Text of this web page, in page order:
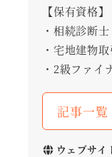
【保有資格】
・相続診断士
・宅地建物
・2級ファイ
記事一覧
ウェブサイ